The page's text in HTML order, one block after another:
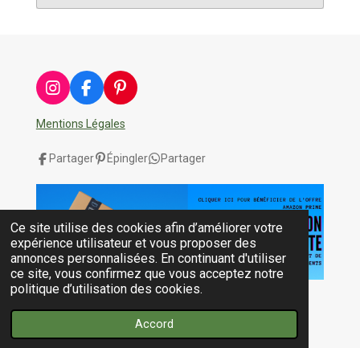
Ce site utilise des cookies afin d’améliorer votre
expérience utilisateur et vous proposer des
annonces personnalisées. En continuant d'utiliser
ce site, vous confirmez que vous acceptez notre
politique d’utilisation des cookies.
Accord
I
n
s
a
r
F
a
c
b
o
k
P
i
n
e
e
Mentions Légales
Partager Épingler Partager
© 2023 - 2026 Topcompléments.fr